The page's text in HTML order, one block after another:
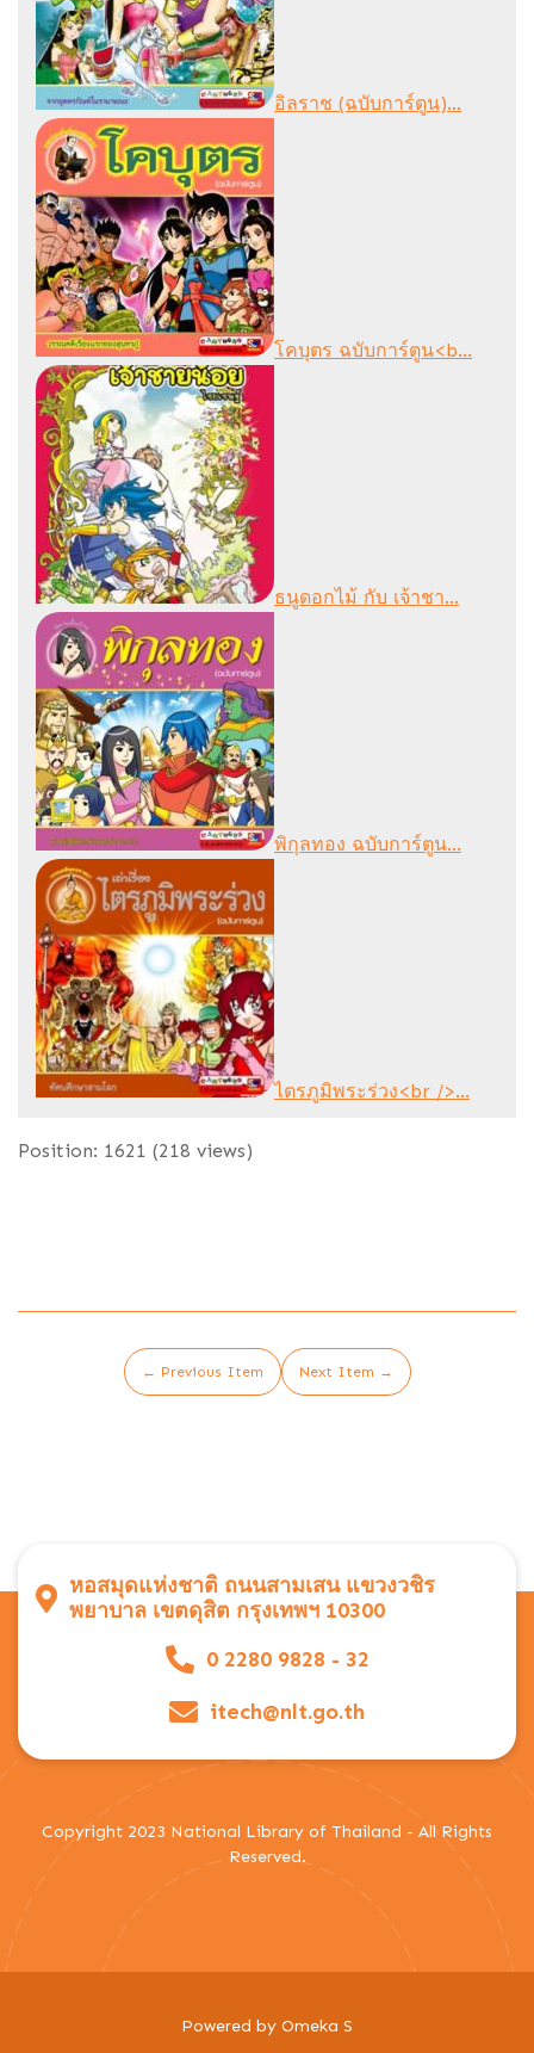
อิลราช (ฉบับการ์ตูน)...
โคบุตร ฉบับการ์ตูน<b...
ธนูดอกไม้ กับ เจ้าชา...
พิกุลทอง ฉบับการ์ตูน...
ไตรภูมิพระร่วง<br />...
Position: 1621 (218 views)
← Previous Item Next Item →
หอสมุดแห่งชาติ ถนนสามเสน แขวงวชิร
พยาบาล เขตดุสิต กรุงเทพฯ 10300
0 2280 9828 - 32
itech@nlt.go.th
Copyright 2023 National Library of Thailand - All Rights
Reserved.
Powered by Omeka S